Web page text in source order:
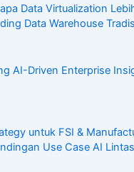
Data Virtualization
Data Warehouse
AI-Driven Enterprise
untuk FSI &
Use Case AI